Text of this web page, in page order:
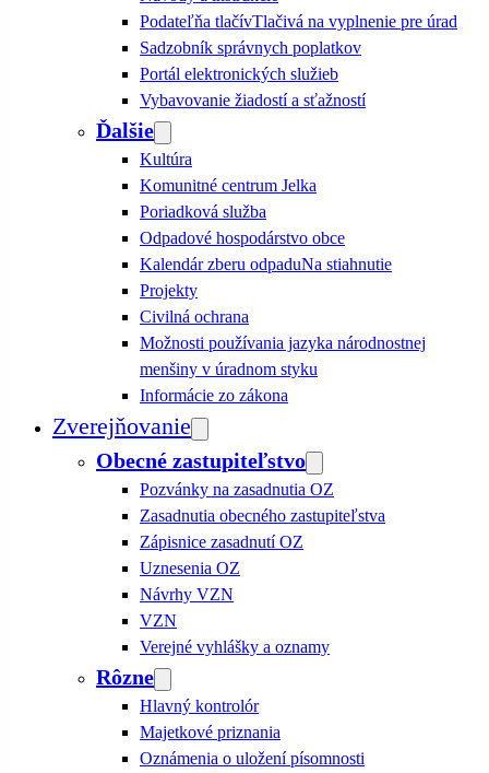
Podateľňa tlačívTlačivá na vyplnenie pre úrad
Sadzobník správnych poplatkov
Portál elektronických služieb
Vybavovanie žiadostí a sťažností
Ďalšie
Kultúra
Komunitné centrum Jelka
Poriadková služba
Odpadové hospodárstvo obce
Kalendár zberu odpaduNa stiahnutie
Projekty
Civilná ochrana
Možnosti používania jazyka národnostnej
menšiny v úradnom styku
Informácie zo zákona
Zverejňovanie
Obecné zastupiteľstvo
Pozvánky na zasadnutia OZ
Zasadnutia obecného zastupiteľstva
Zápisnice zasadnutí OZ
Uznesenia OZ
Návrhy VZN
VZN
Verejné vyhlášky a oznamy
Rôzne
Hlavný kontrolór
Majetkové priznania
Oznámenia o uložení písomnosti